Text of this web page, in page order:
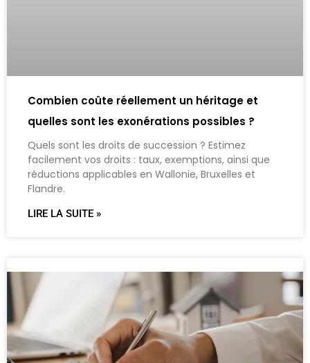
Combien coûte réellement un héritage et
quelles sont les exonérations possibles ?
Quels sont les droits de succession ? Estimez
facilement vos droits : taux, exemptions, ainsi que
réductions applicables en Wallonie, Bruxelles et
Flandre.
LIRE LA SUITE »